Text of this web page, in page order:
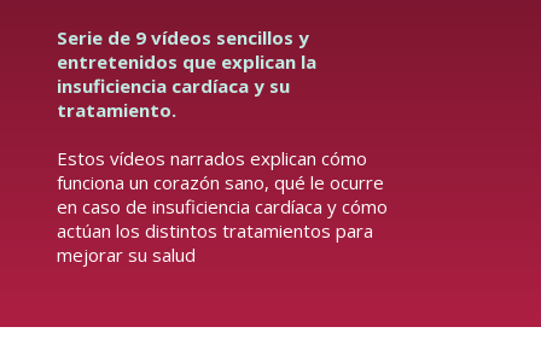
Serie de 9 vídeos sencillos y
entretenidos que explican la
insuficiencia cardíaca y su
tratamiento.
Estos vídeos narrados explican cómo
funciona un corazón sano, qué le ocurre
en caso de insuficiencia cardíaca y cómo
actúan los distintos tratamientos para
mejorar su salud